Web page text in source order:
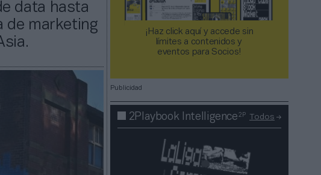
data hasta
de marketing
¡Haz click aquí y accede sin
límites a contenidos y
eventos para Socios!​​​​​​​
Publicidad
2Playbook Intelligence2P Todos